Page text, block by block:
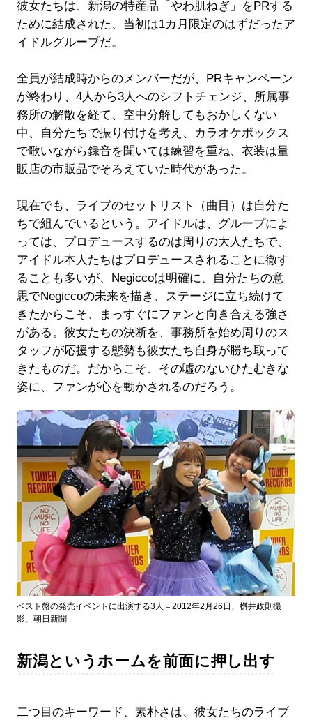
彼女たちは、新潟の特産品「やわ肌ねぎ」をPRする
ために結成された、当初は1カ月限定のはずだったア
イドルグループだ。
全員が結成時からのメンバーだが、PRキャンペーン
が終わり、4人から3人へのシフトチェンジ、所属事
務所の解散を経て、空中分解してもおかしくない
中、自分たちで振り付けを考え、カラオケボックス
で歌いながら録音を聞いては練習を重ね、衣装は量
販店の市販品でそろえていた時代があった。
現在でも、ライブのセットリスト（曲目）は自分た
ちで組んでいるという。アイドルは、グループによ
っては、プロデュースするのは周りの大人たちで、
アイドル本人たちはプロデュースされることに徹す
ることも多いが、Negiccoは明確に、自分たちの意
思でNegiccoの未来を描き、ステージに立ち続けて
きたからこそ、まっすぐにファンと向き合える強さ
がある。彼女たちの決断を、事務所を始め周りのス
タッフが応援する態勢も彼女たち自身が勝ち取って
きたものだ。だからこそ、その噓のないひたむきな
姿に、ファンが心を動かされるのだろう。
ベスト盤の発売イベントに出演する3人＝2012年2月26日、桝井政則撮
影、朝日新聞
新潟というホームを前面に押し出す
二つ目のキーワード、素朴さは、彼女たちのライブ